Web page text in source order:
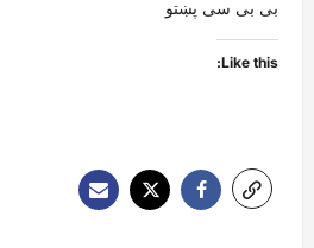
بی بی سی پښتو
Like this: